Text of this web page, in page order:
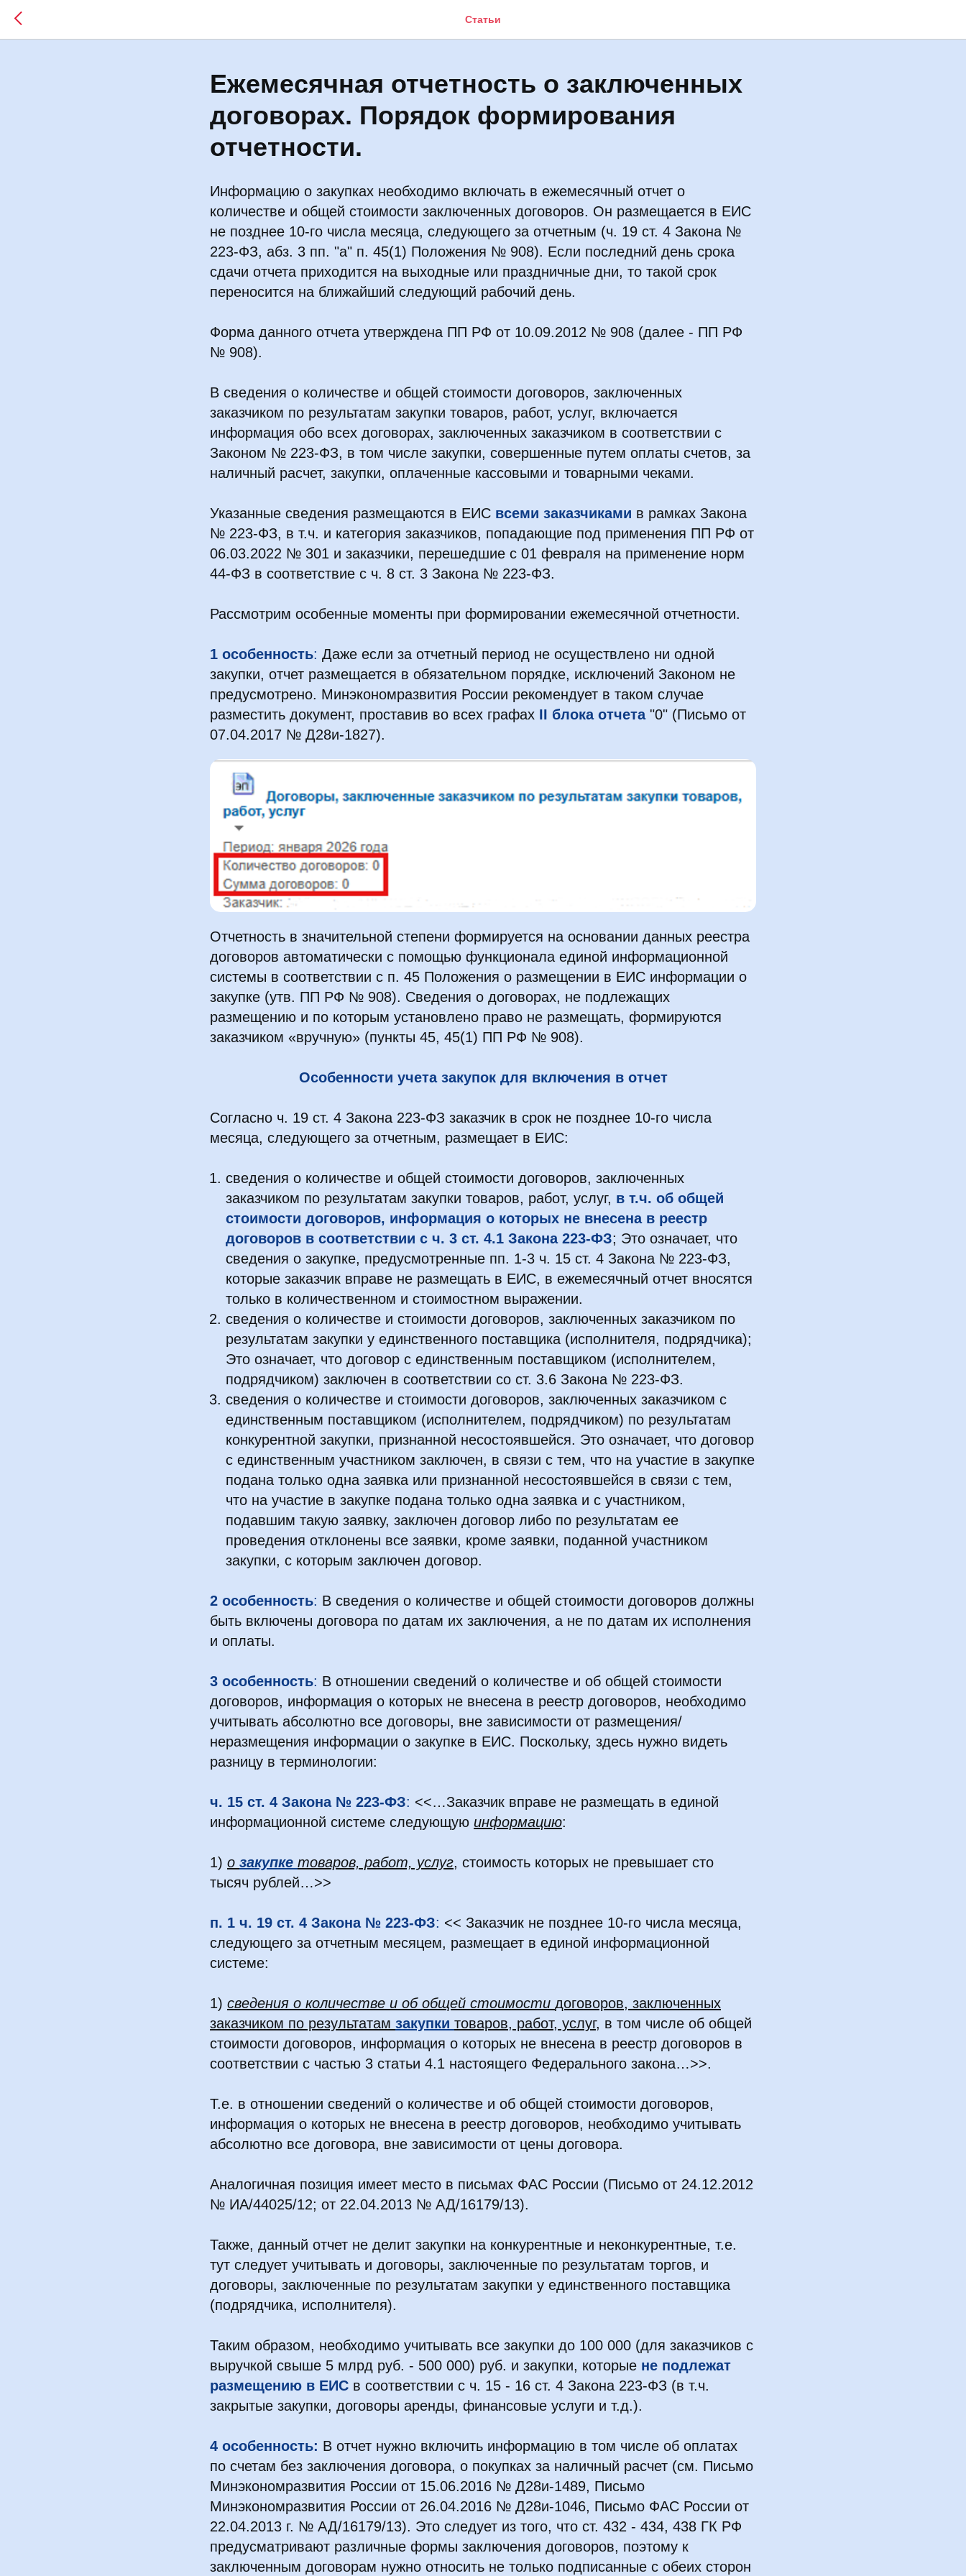
Статьи
Ежемесячная отчетность о заключенных
договорах. Порядок формирования
отчетности.
Информацию о закупках необходимо включать в ежемесячный отчет о
количестве и общей стоимости заключенных договоров. Он размещается в ЕИС
не позднее 10-го числа месяца, следующего за отчетным (ч. 19 ст. 4 Закона №
223-ФЗ, абз. 3 пп. "а" п. 45(1) Положения № 908). Если последний день срока
сдачи отчета приходится на выходные или праздничные дни, то такой срок
переносится на ближайший следующий рабочий день.
Форма данного отчета утверждена ПП РФ от 10.09.2012 № 908 (далее - ПП РФ
№ 908).
В сведения о количестве и общей стоимости договоров, заключенных
заказчиком по результатам закупки товаров, работ, услуг, включается
информация обо всех договорах, заключенных заказчиком в соответствии с
Законом № 223-ФЗ, в том числе закупки, совершенные путем оплаты счетов, за
наличный расчет, закупки, оплаченные кассовыми и товарными чеками.
Указанные сведения размещаются в ЕИС всеми заказчиками в рамках Закона
№ 223-ФЗ, в т.ч. и категория заказчиков, попадающие под применения ПП РФ от
06.03.2022 № 301 и заказчики, перешедшие с 01 февраля на применение норм
44-ФЗ в соответствие с ч. 8 ст. 3 Закона № 223-ФЗ.
Рассмотрим особенные моменты при формировании ежемесячной отчетности.
1 особенность: Даже если за отчетный период не осуществлено ни одной
закупки, отчет размещается в обязательном порядке, исключений Законом не
предусмотрено. Минэкономразвития России рекомендует в таком случае
разместить документ, проставив во всех графах II блока отчета"0" (Письмо от
07.04.2017 № Д28и-1827).
Отчетность в значительной степени формируется на основании данных реестра
договоров автоматически с помощью функционала единой информационной
системы в соответствии с п. 45 Положения о размещении в ЕИС информации о
закупке (утв. ПП РФ № 908). Сведения о договорах, не подлежащих
размещению и по которым установлено право не размещать, формируются
заказчиком «вручную» (пункты 45, 45(1) ПП РФ № 908).
Особенности учета закупок для включения в отчет
Согласно ч. 19 ст. 4 Закона 223-ФЗ заказчик в срок не позднее 10-го числа
месяца, следующего за отчетным, размещает в ЕИС:
сведения о количестве и общей стоимости договоров, заключенных
заказчиком по результатам закупки товаров, работ, услуг, в т.ч. об общей
стоимости договоров, информация о которых не внесена в реестр
договоров в соответствии с ч. 3 ст. 4.1 Закона 223-ФЗ; Это означает, что
сведения о закупке, предусмотренные пп. 1-3 ч. 15 ст. 4 Закона № 223-ФЗ,
которые заказчик вправе не размещать в ЕИС, в ежемесячный отчет вносятся
только в количественном и стоимостном выражении.
сведения о количестве и стоимости договоров, заключенных заказчиком по
результатам закупки у единственного поставщика (исполнителя, подрядчика);
Это означает, что договор с единственным поставщиком (исполнителем,
подрядчиком) заключен в соответствии со ст. 3.6 Закона № 223-ФЗ.
сведения о количестве и стоимости договоров, заключенных заказчиком с
единственным поставщиком (исполнителем, подрядчиком) по результатам
конкурентной закупки, признанной несостоявшейся. Это означает, что договор
с единственным участником заключен, в связи с тем, что на участие в закупке
подана только одна заявка или признанной несостоявшейся в связи с тем,
что на участие в закупке подана только одна заявка и с участником,
подавшим такую заявку, заключен договор либо по результатам ее
проведения отклонены все заявки, кроме заявки, поданной участником
закупки, с которым заключен договор.
2 особенность: В сведения о количестве и общей стоимости договоров должны
быть включены договора по датам их заключения, а не по датам их исполнения
и оплаты.
3 особенность: В отношении сведений о количестве и об общей стоимости
договоров, информация о которых не внесена в реестр договоров, необходимо
учитывать абсолютно все договоры, вне зависимости от размещения/
неразмещения информации о закупке в ЕИС. Поскольку, здесь нужно видеть
разницу в терминологии:
ч. 15 ст. 4 Закона № 223-ФЗ: <<…Заказчик вправе не размещать в единой
информационной системе следующую информацию:
1) о закупке товаров, работ, услуг, стоимость которых не превышает сто
тысяч рублей…>>
п. 1 ч. 19 ст. 4 Закона № 223-ФЗ: << Заказчик не позднее 10-го числа месяца,
следующего за отчетным месяцем, размещает в единой информационной
системе:
1) сведения о количестве и об общей стоимости договоров, заключенных
заказчиком по результатам закупки товаров, работ, услуг, в том числе об общей
стоимости договоров, информация о которых не внесена в реестр договоров в
соответствии с частью 3 статьи 4.1 настоящего Федерального закона…>>.
Т.е. в отношении сведений о количестве и об общей стоимости договоров,
информация о которых не внесена в реестр договоров, необходимо учитывать
абсолютно все договора, вне зависимости от цены договора.
Аналогичная позиция имеет место в письмах ФАС России (Письмо от 24.12.2012
№ ИА/44025/12; от 22.04.2013 № АД/16179/13).
Также, данный отчет не делит закупки на конкурентные и неконкурентные, т.е.
тут следует учитывать и договоры, заключенные по результатам торгов, и
договоры, заключенные по результатам закупки у единственного поставщика
(подрядчика, исполнителя).
Таким образом, необходимо учитывать все закупки до 100 000 (для заказчиков с
выручкой свыше 5 млрд руб. - 500 000) руб. и закупки, которые не подлежат
размещению в ЕИС в соответствии с ч. 15 - 16 ст. 4 Закона 223-ФЗ (в т.ч.
закрытые закупки, договоры аренды, финансовые услуги и т.д.).
4 особенность: В отчет нужно включить информацию в том числе об оплатах
по счетам без заключения договора, о покупках за наличный расчет (см. Письмо
Минэкономразвития России от 15.06.2016 № Д28и-1489, Письмо
Минэкономразвития России от 26.04.2016 № Д28и-1046, Письмо ФАС России от
22.04.2013 г. № АД/16179/13). Это следует из того, что ст. 432 - 434, 438 ГК РФ
предусматривают различные формы заключения договоров, поэтому к
заключенным договорам нужно относить не только подписанные с обеих сторон